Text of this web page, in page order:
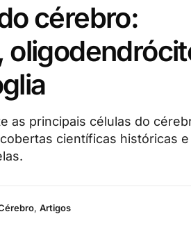
cérebro:
as principais células do
científicas históricas
, Artigos